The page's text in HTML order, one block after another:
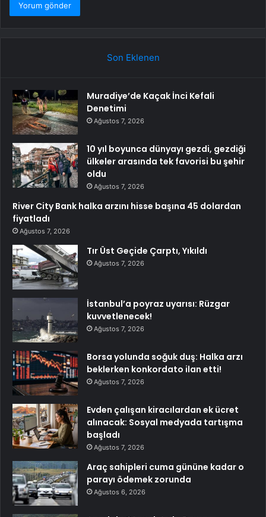
Son Eklenen
Muradiye’de Kaçak İnci Kefali
Denetimi
Ağustos 7, 2026
10 yıl boyunca dünyayı gezdi, gezdiği
ülkeler arasında tek favorisi bu şehir
oldu
Ağustos 7, 2026
River City Bank halka arzını hisse başına 45 dolardan
fiyatladı
Ağustos 7, 2026
Tır Üst Geçide Çarptı, Yıkıldı
Ağustos 7, 2026
İstanbul’a poyraz uyarısı: Rüzgar
kuvvetlenecek!
Ağustos 7, 2026
Borsa yolunda soğuk duş: Halka arzı
beklerken konkordato ilan etti!
Ağustos 7, 2026
Evden çalışan kiracılardan ek ücret
alınacak: Sosyal medyada tartışma
başladı
Ağustos 7, 2026
Araç sahipleri cuma gününe kadar o
parayı ödemek zorunda
Ağustos 6, 2026